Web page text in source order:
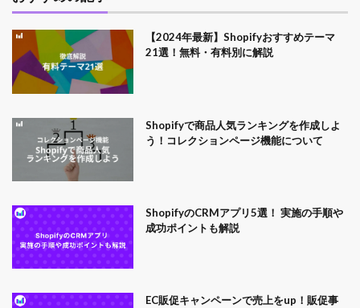
【2024年最新】Shopifyおすすめテーマ
21選！無料・有料別に解説
Shopifyで商品人気ランキングを作成しよ
う！コレクションページ機能について
ShopifyのCRMアプリ5選！ 実施の手順や
成功ポイントも解説
EC販促キャンペーンで売上をup！販促事